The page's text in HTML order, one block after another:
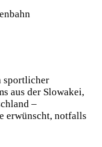
sportlicher
aus der Slowakei,
–
erwünscht, notfalls